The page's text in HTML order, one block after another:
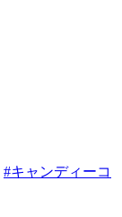
#キャンディーコ